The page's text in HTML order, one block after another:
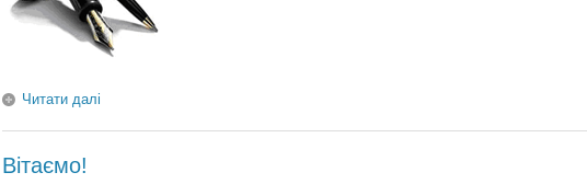
Читати далі
Вітаємо!